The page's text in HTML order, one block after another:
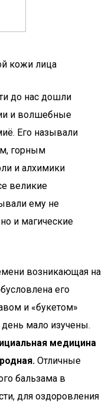
кожи лица
до нас дошли
и волшебные
Его называли
горным
и алхимики
великие
ему не
и магические
возникающая на
его
и «букетом»
мало изучены.
медицина
Отличные
бальзама в
для оздоровления